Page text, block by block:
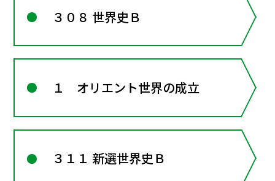
３０８ 世界史Ｂ
１ オリエント世界の成立
３１１ 新選世界史Ｂ